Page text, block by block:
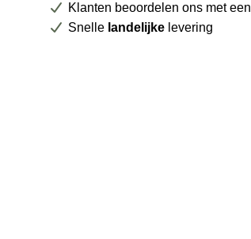
Klanten beoordelen ons met een
Snelle landelijke levering